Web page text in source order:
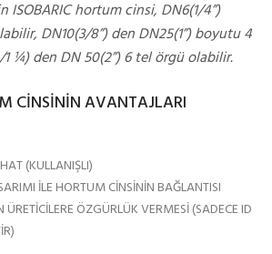
ISOBARIC hortum cinsi, DN6(1/4”)
DN10(3/8”) den DN25(1”) boyutu 4
¼) den DN 50(2”) 6 tel örgü olabilir.
CİNSİNİN AVANTAJLARI
(KULLANIŞLI)
İLE HORTUM CİNSİNİN BAĞLANTISI
ÖZGÜRLÜK VERMESİ (SADECE ID